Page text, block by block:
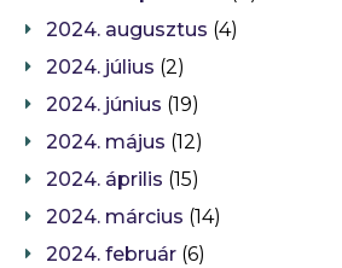
2024. augusztus (4)
2024. július (2)
2024. június (19)
2024. május (12)
2024. április (15)
2024. március (14)
2024. február (6)